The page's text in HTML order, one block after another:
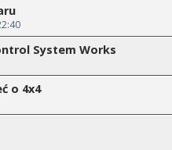
System Works
o 4x4